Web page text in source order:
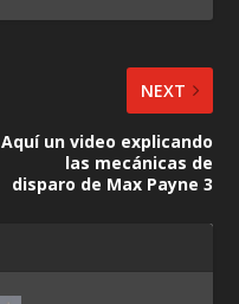
NEXT
Aquí un video explicando
las mecánicas de
disparo de Max Payne 3